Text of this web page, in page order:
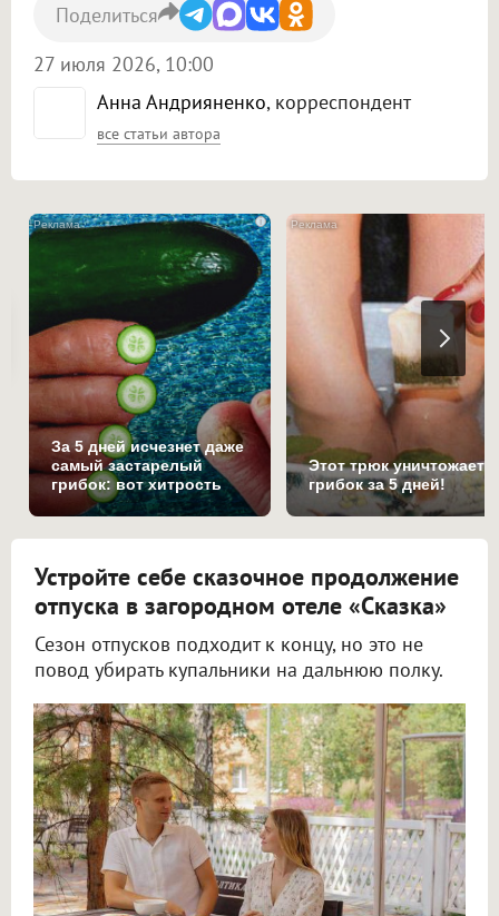
Анна Андрияненко, корреспондент
все статьи автора
27 июля 2026, 10:00
Поделиться
i
За 5 дней исчезнет даже
самый застарелый
грибок: вот хитрость
Этот трюк уничтожает
грибок за 5 дней!
Устройте себе сказочное продолжение
отпуска в загородном отеле «Сказка»
Сезон отпусков подходит к концу, но это не
повод убирать купальники на дальнюю полку.